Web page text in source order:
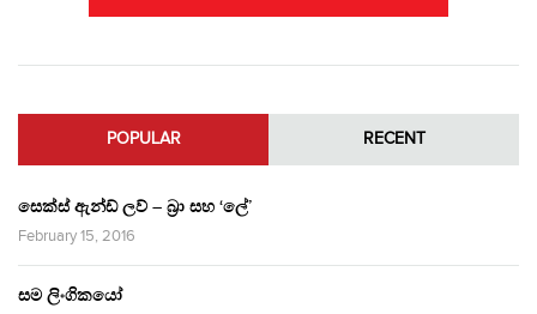
POPULAR RECENT
සෙක්ස් ඇන්ඩ් ලව් – බ්‍රා සහ ‘ලේ’
February 15, 2016
සම ලිංගිකයෝ